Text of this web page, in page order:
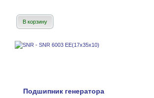
В корзину
Подшипник генератора